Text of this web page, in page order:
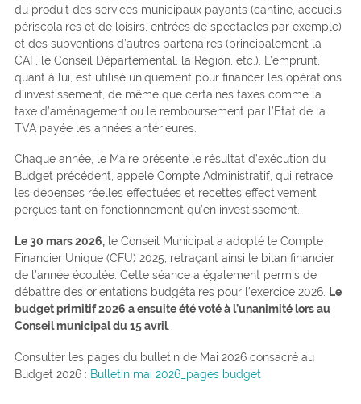
du produit des services municipaux payants (cantine, accueils
périscolaires et de loisirs, entrées de spectacles par exemple)
et des subventions d’autres partenaires (principalement la
CAF, le Conseil Départemental, la Région, etc.). L’emprunt,
quant à lui, est utilisé uniquement pour financer les opérations
d’investissement, de même que certaines taxes comme la
taxe d’aménagement ou le remboursement par l’Etat de la
TVA payée les années antérieures.
Chaque année, le Maire présente le résultat d’exécution du
Budget précédent, appelé Compte Administratif, qui retrace
les dépenses réelles effectuées et recettes effectivement
perçues tant en fonctionnement qu’en investissement.
Le 30 mars 2026,le Conseil Municipal a adopté le Compte
Financier Unique (CFU) 2025, retraçant ainsi le bilan financier
de l’année écoulée. Cette séance a également permis de
débattre des orientations budgétaires pour l’exercice 2026.
Le
budget primitif 2026 a ensuite été voté à l’unanimité lors au
Conseil municipal du 15 avril.
Consulter les pages du bulletin de Mai 2026 consacré au
Budget 2026 : Bulletin mai 2026_pages budget